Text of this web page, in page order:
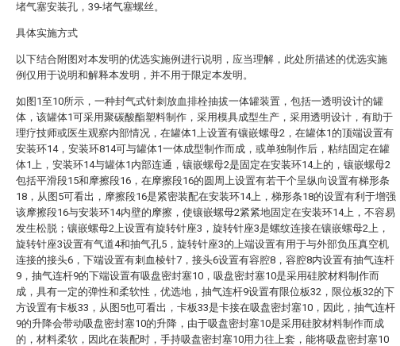
堵气塞安装孔，39-堵气塞螺丝。
具体实施方式
以下结合附图对本发明的优选实施例进行说明，应当理解，此处所描述的优选实施
例仅用于说明和解释本发明，并不用于限定本发明。
如图1至10所示，一种封气式针刺放血排栓抽拔一体罐装置，包括一透明设计的罐
体，该罐体1可采用聚碳酸酯塑料制作，采用模具成型生产，采用透明设计，有助于
理疗技师或医生观察内部情况，在罐体1上设置有镶嵌螺母2，在罐体1的顶端设置有
安装环14，安装环814可与罐体1一体成型制作而成，或单独制作后，粘结固定在罐
体1上，安装环14与罐体1内部连通，镶嵌螺母2是固定在安装环14上的，镶嵌螺母2
包括平滑段15和摩擦段16，在摩擦段16的圆周上设置有若干个呈纵向设置有梯形条
18，从图5可看出，摩擦段16是紧密装配在安装环14上，梯形条18的设置有利于增强
该摩擦段16与安装环14内壁的摩擦，使镶嵌螺母2紧紧地固定在安装环14上，不容易
发生松脱；镶嵌螺母2上设置有旋转针座3，旋转针座3是螺纹连接在镶嵌螺母2上，
旋转针座3设置有气道4和抽气孔5，旋转针座3的上端设置有用于与外部负压真空机
连接的接头6，下端设置有刺血棱针7，接头6设置有容腔8，容腔8内设置有抽气连杆
9，抽气连杆9的下端设置有吸盘密封塞10，吸盘密封塞10是采用硅胶材料制作而
成，具有一定的弹性和柔软性，优选地，抽气连杆9设置有限位板32，限位板32的下
方设置有卡板33，从图5也可看出，卡板33是卡接在吸盘密封塞10，因此，抽气连杆
9的升降会带动吸盘密封塞10的升降，由于吸盘密封塞10是采用硅胶材料制作而成
的，材料柔软，因此在装配时，手持吸盘密封塞10用力往上套，能将吸盘密封塞10